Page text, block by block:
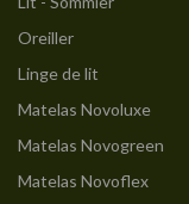
Oreiller
Linge de lit
Matelas Novoluxe
Matelas Novogreen
Matelas Novoflex